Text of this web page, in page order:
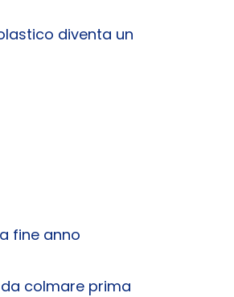
diventa un
fine anno
colmare prima